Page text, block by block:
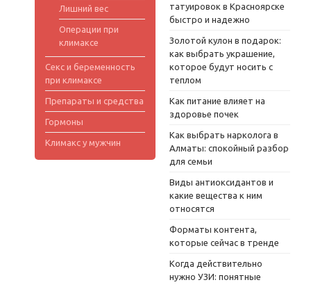
Лишний вес
Операции при
климаксе
Секс и беременность
при климаксе
Препараты и средства
Гормоны
Климакс у мужчин
татуировок в Красноярске
быстро и надежно
Золотой кулон в подарок:
как выбрать украшение,
которое будут носить с
теплом
Как питание влияет на
здоровье почек
Как выбрать нарколога в
Алматы: спокойный разбор
для семьи
Виды антиоксидантов и
какие вещества к ним
относятся
Форматы контента,
которые сейчас в тренде
Когда действительно
нужно УЗИ: понятные